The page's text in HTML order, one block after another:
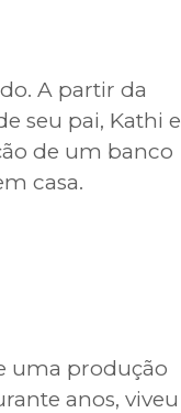
A partir da
seu pai, Kathi e
de um banco
casa.
uma produção
anos, viveu